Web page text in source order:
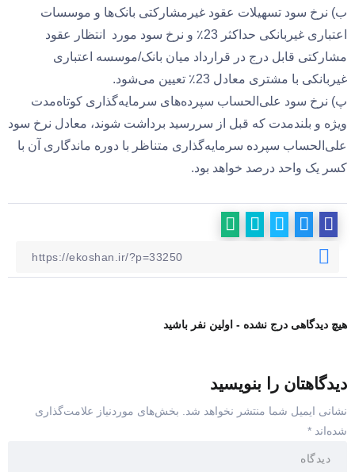
ب) نرخ سود تسهیلات عقود غیرمشارکتی بانک‌ها و موسسات
اعتباری غیربانکی حداکثر 23٪ و نرخ سود مورد انتظار عقود
مشارکتی قابل درج در قرارداد میان بانک‌‌/موسسه اعتباری
غیربانکی با مشتری معادل 23٪ تعیین می‌شود.
پ) نرخ سود علی‌الحساب سپرده‌های سرمایه‌گذاری کوتاه‌مدت
ویژه و بلندمدت که قبل از سررسید برداشت شوند، معادل نرخ سود
علی‌الحساب سپرده سرمایه‌گذاری متناظر با دوره ماندگاری آن با
کسر یک‌ واحد درصد خواهد بود.
هیچ دیدگاهی درج نشده - اولین نفر باشید
دیدگاهتان را بنویسید
نشانی ایمیل شما منتشر نخواهد شد.
بخش‌های موردنیاز علامت‌گذاری
شده‌اند *